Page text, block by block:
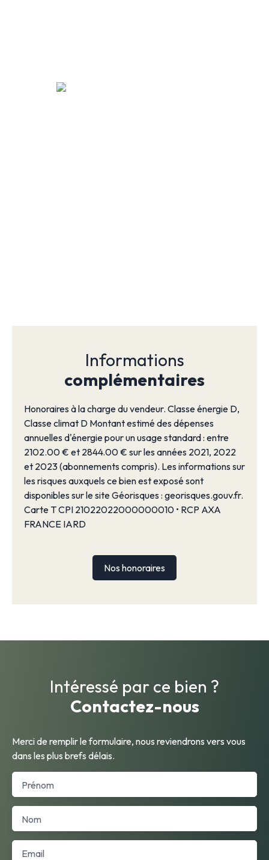
Informations
complémentaires
Honoraires à la charge du vendeur. Classe énergie D,
Classe climat D Montant estimé des dépenses
annuelles d'énergie pour un usage standard : entre
2102.00 € et 2844.00 € sur les années 2021, 2022
et 2023 (abonnements compris). Les informations sur
les risques auxquels ce bien est exposé sont
disponibles sur le site Géorisques : georisques.gouv.fr.
Carte T CPI 21022022000000010 • RCP AXA
FRANCE IARD
Nos honoraires
Intéressé par ce bien ?
Contactez-nous
Merci de remplir le formulaire, nous reviendrons vers vous
dans les plus brefs délais.
Prénom
Nom
Email